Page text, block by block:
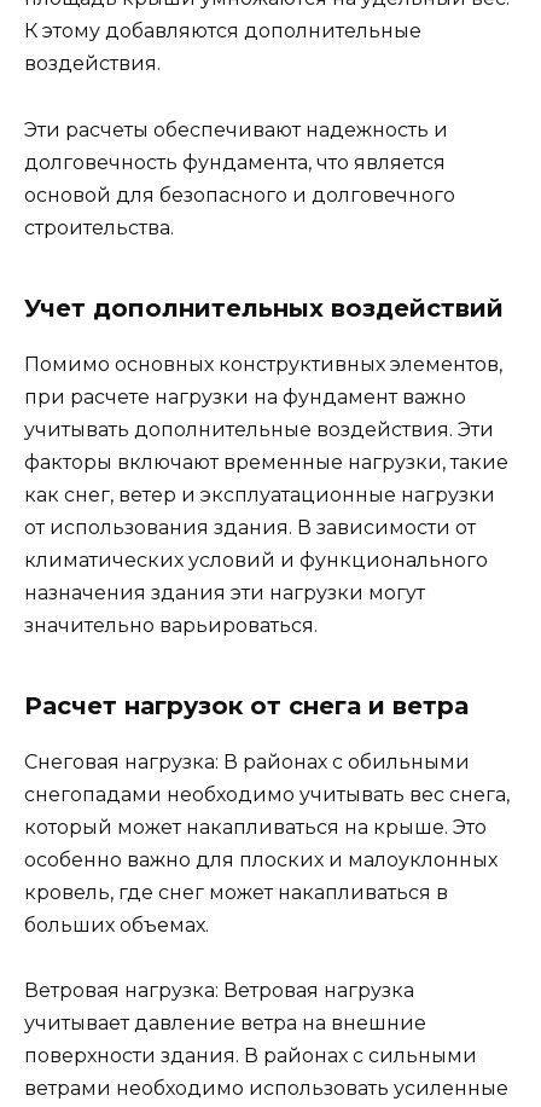
К этому добавляются дополнительные
воздействия.
Эти расчеты обеспечивают надежность и
долговечность фундамента, что является
основой для безопасного и долговечного
строительства.
Учет дополнительных воздействий
Помимо основных конструктивных элементов,
при расчете нагрузки на фундамент важно
учитывать дополнительные воздействия. Эти
факторы включают временные нагрузки, такие
как снег, ветер и эксплуатационные нагрузки
от использования здания. В зависимости от
климатических условий и функционального
назначения здания эти нагрузки могут
значительно варьироваться.
Расчет нагрузок от снега и ветра
Снеговая нагрузка: В районах с обильными
снегопадами необходимо учитывать вес снега,
который может накапливаться на крыше. Это
особенно важно для плоских и малоуклонных
кровель, где снег может накапливаться в
больших объемах.
Ветровая нагрузка: Ветровая нагрузка
учитывает давление ветра на внешние
поверхности здания. В районах с сильными
ветрами необходимо использовать усиленные